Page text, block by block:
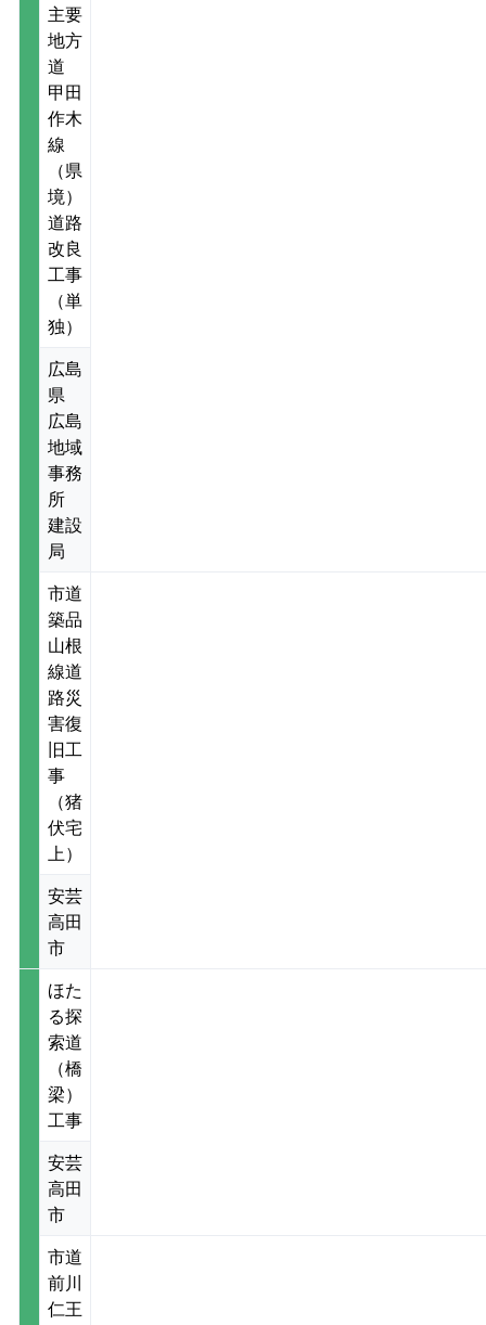
主要
地方
道
甲田
作木
線
（県
境）
道路
改良
工事
（単
独）
広島
県
広島
地域
事務
所
建設
局
市道
築品
山根
線道
路災
害復
旧工
事
（猪
伏宅
上）
安芸
高田
市
ほた
る探
索道
（橋
梁）
工事
安芸
高田
市
市道
前川
仁王